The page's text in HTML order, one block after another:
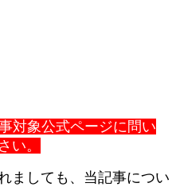
対象公式ページに問い
い。
ましても、当記事につい